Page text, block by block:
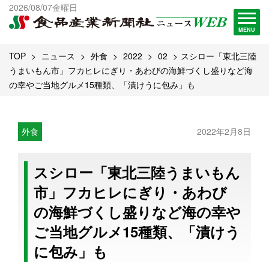
2026/08/07金曜日
MENU
出版物一覧へ
試読・購読申し込み
TOP ニュース 外食 2022 02
スシロー「東北三陸
うまいもん市」フカヒレにぎり・あわびの海鮮づくし盛りなど海
の幸やご当地グルメ15種類、「漬けうに包み」も
外食 2022年2月8日
スシロー「東北三陸うまいもん
市」フカヒレにぎり・あわび
の海鮮づくし盛りなど海の幸や
ご当地グルメ15種類、「漬けう
に包み」も